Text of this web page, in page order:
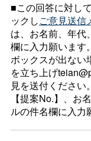
■この回答に対し
ックしご意見送信
は、お名前、年代
欄に入力願います
ボックスが出ない
を立ち上げ
見を送付くださ
【提案No.】、お
ルの件名欄に入力